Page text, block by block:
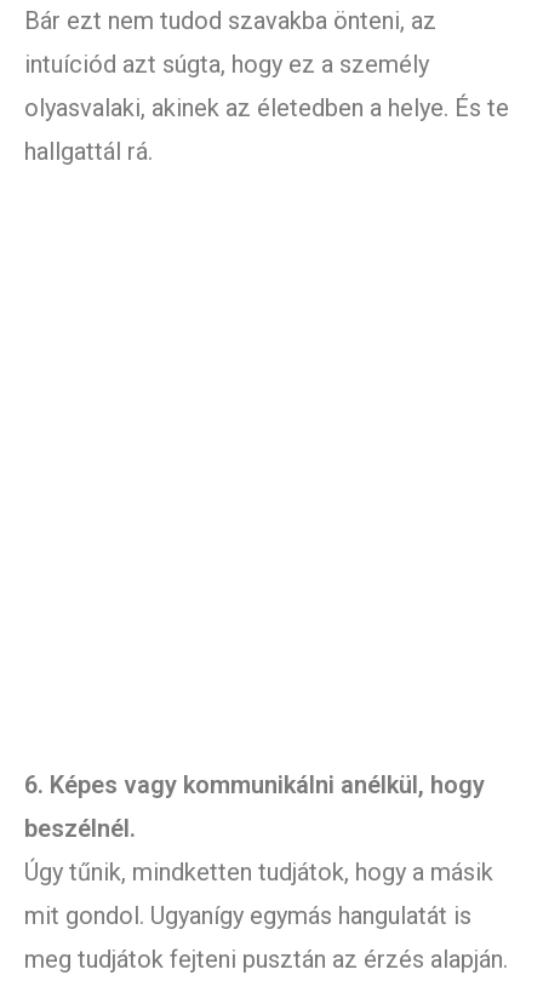
Bár ezt nem tudod szavakba önteni, az
intuíciód azt súgta, hogy ez a személy
olyasvalaki, akinek az életedben a helye. És te
hallgattál rá.
6. Képes vagy kommunikálni anélkül, hogy
beszélnél.
Úgy tűnik, mindketten tudjátok, hogy a másik
mit gondol. Ugyanígy egymás hangulatát is
meg tudjátok fejteni pusztán az érzés alapján.